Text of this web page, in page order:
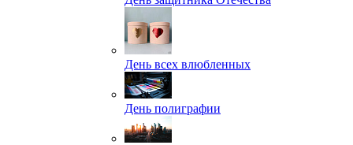
День всех влюбленных
День полиграфии